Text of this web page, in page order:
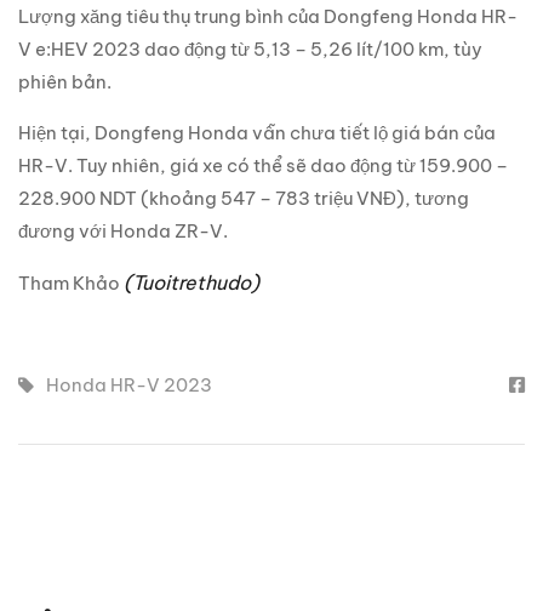
Lượng xăng tiêu thụ trung bình của Dongfeng Honda HR-
V e:HEV 2023 dao động từ 5,13 – 5,26 lít/100 km, tùy
phiên bản.
Hiện tại, Dongfeng Honda vẫn chưa tiết lộ giá bán của
HR-V. Tuy nhiên, giá xe có thể sẽ dao động từ 159.900 –
228.900 NDT (khoảng 547 – 783 triệu VNĐ), tương
đương với Honda ZR-V.
Tham Khảo (Tuoitrethudo)
Honda HR-V 2023